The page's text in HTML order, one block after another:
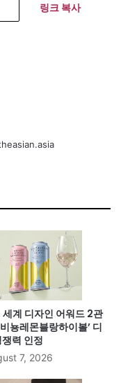
링크 복사
계 디자인 어워드 2관
뇽레몬블랑하이볼’ 디
력 인정
7, 2026